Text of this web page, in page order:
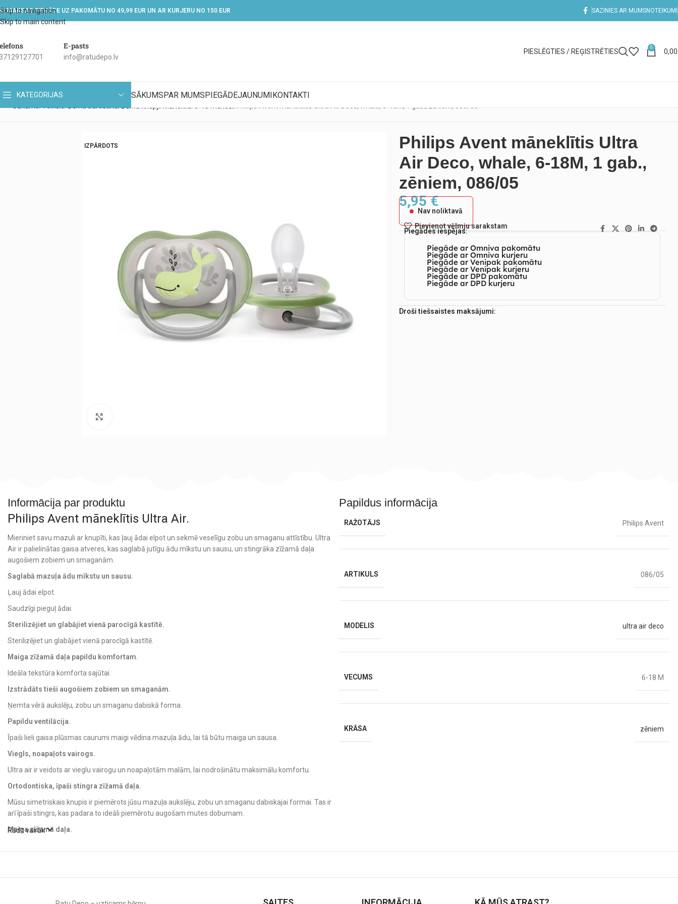
Skip to navigation
Skip to main content
PIEGĀDE UZ PAKOMĀTU NO 49,99 EUR UN AR KURJERU NO 150 EUR SAZINIES AR MUMSNOTEIKUMI
E-pasts
info@ratudepo.lv
PIESLĒGTIES / REĢISTRĒTIES 0
KATEGORIJAS SĀKUMSPAR MUMSPIEGĀDEJAUNUMIKONTAKTI
IZPĀRDOTS
Philips Avent māneklītis Ultra
Air Deco, whale, 6-18M, 1 gab.,
zēniem, 086/05
5,95€
Nav noliktavā
Pievienot vēlmju sarakstam
Piegādes iespējas:
Piegāde ar Omniva pakomātu
Piegāde ar Omniva kurjeru
Piegāde ar Venipak pakomātu
Piegāde ar Venipak kurjeru
Piegāde ar DPD pakomātu
Piegāde ar DPD kurjeru
Droši tiešsaistes maksājumi:
Informācija par produktu
Philips Avent māneklītis Ultra Air.
Mieriniet savu mazuli ar knupīti, kas ļauj ādai elpot un sekmē veselīgu zobu un smaganu attīstību. Ultra
Air ir palielinātas gaisa atveres, kas saglabā jutīgu ādu mīkstu un sausu, un stingrāka zīžamā daļa
augošiem zobiem un smaganām.
Saglabā mazuļa ādu mīkstu un sausu.
Ļauj ādai elpot.
Saudzīgi pieguļ ādai.
Sterilizējiet un glabājiet vienā parocīgā kastītē.
Sterilizējiet un glabājiet vienā parocīgā kastītē.
Maiga zīžamā daļa papildu komfortam.
Ideāla tekstūra komforta sajūtai.
Izstrādāts tieši augošiem zobiem un smaganām.
Ņemta vērā aukslēju, zobu un smaganu dabiskā forma.
Papildu ventilācija.
Īpaši lieli gaisa plūsmas caurumi maigi vēdina mazuļa ādu, lai tā būtu maiga un sausa.
Viegls, noapaļots vairogs.
Ultra air ir veidots ar vieglu vairogu un noapaļotām malām, lai nodrošinātu maksimālu komfortu.
Ortodontiska, īpaši stingra zīžamā daļa.
Mūsu simetriskais knupis ir piemērots jūsu mazuļa aukslēju, zobu un smaganu dabiskajai formai. Tas ir
arī īpaši stingrs, kas padara to ideāli piemērotu augošam mutes dobumam.
Maiga zīžamā daļa.
Ultra air ceļojumu kastīte darbojas kā sterilizators, tāpēc viss, kas jums jādara, ir jāpievieno nedaudz
Rādīt vairāk
Papildus informācija
RAŽOTĀJS Philips Avent
ARTIKULS 086/05
MODELIS ultra air deco
VECUMS 6-18 M
KRĀSA zēniem